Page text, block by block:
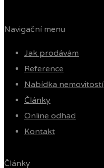
Navigační menu
Jak prodávám
Reference
Nabídka nemovitostí
Články
Online odhad
Kontakt
Články